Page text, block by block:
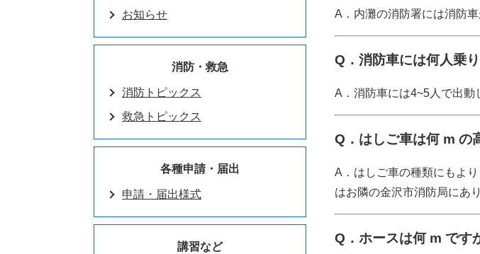
A．内灘の消防署には消防
Q．消防車には何人乗
A．消防車には4~5人で出動
Q．はしご車は何 m の
A．はしご車の種類にもよ
はお隣の金沢市消防局にあ
Q．ホースは何 m です
お知らせ
消防・救急
消防トピックス
救急トピックス
各種申請・届出
申請・届出様式
講習など